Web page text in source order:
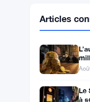
SolanaSOL
XRPXRP